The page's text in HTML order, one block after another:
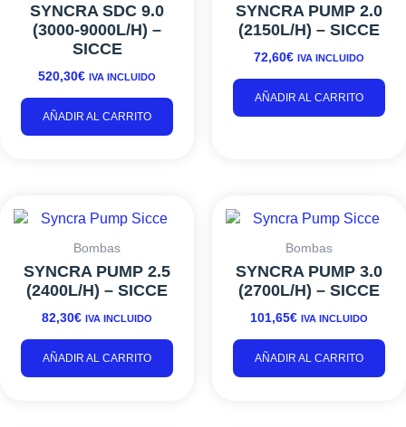
SYNCRA SDC 9.0
(3000-9000L/H) –
SICCE
520,30€ IVA INCLUIDO
AÑADIR AL CARRITO
SYNCRA PUMP 2.0
(2150L/H) – SICCE
72,60€ IVA INCLUIDO
AÑADIR AL CARRITO
Bombas
SYNCRA PUMP 2.5
(2400L/H) – SICCE
82,30€ IVA INCLUIDO
AÑADIR AL CARRITO
Bombas
SYNCRA PUMP 3.0
(2700L/H) – SICCE
101,65€ IVA INCLUIDO
AÑADIR AL CARRITO